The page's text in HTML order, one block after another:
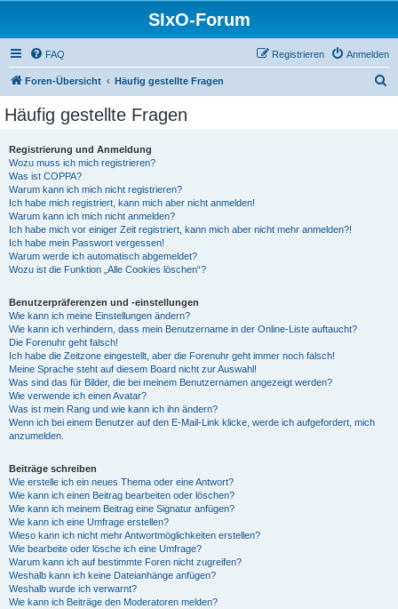
SIxO-Forum
FAQ Anmelden
Registrieren
Foren-Übersicht Häufig gestellte Fragen
Häufig gestellte Fragen
Registrierung und Anmeldung
Wozu muss ich mich registrieren?
Was ist COPPA?
Warum kann ich mich nicht registrieren?
Ich habe mich registriert, kann mich aber nicht anmelden!
Warum kann ich mich nicht anmelden?
Ich habe mich vor einiger Zeit registriert, kann mich aber nicht mehr anmelden?!
Ich habe mein Passwort vergessen!
Warum werde ich automatisch abgemeldet?
Wozu ist die Funktion „Alle Cookies löschen“?
Benutzerpräferenzen und -einstellungen
Wie kann ich meine Einstellungen ändern?
Wie kann ich verhindern, dass mein Benutzername in der Online-Liste auftaucht?
Die Forenuhr geht falsch!
Ich habe die Zeitzone eingestellt, aber die Forenuhr geht immer noch falsch!
Meine Sprache steht auf diesem Board nicht zur Auswahl!
Was sind das für Bilder, die bei meinem Benutzernamen angezeigt werden?
Wie verwende ich einen Avatar?
Was ist mein Rang und wie kann ich ihn ändern?
Wenn ich bei einem Benutzer auf den E-Mail-Link klicke, werde ich aufgefordert, mich
anzumelden.
Beiträge schreiben
Wie erstelle ich ein neues Thema oder eine Antwort?
Wie kann ich einen Beitrag bearbeiten oder löschen?
Wie kann ich meinem Beitrag eine Signatur anfügen?
Wie kann ich eine Umfrage erstellen?
Wieso kann ich nicht mehr Antwortmöglichkeiten erstellen?
Wie bearbeite oder lösche ich eine Umfrage?
Warum kann ich auf bestimmte Foren nicht zugreifen?
Weshalb kann ich keine Dateianhänge anfügen?
Weshalb wurde ich verwarnt?
Wie kann ich Beiträge den Moderatoren melden?